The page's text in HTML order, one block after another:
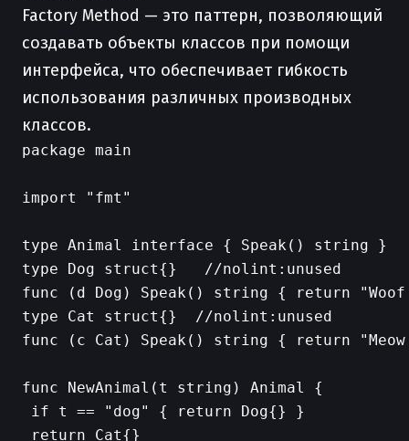
Factory Method — это паттерн, позволяющий
создавать объекты классов при помощи
интерфейса, что обеспечивает гибкость
использования различных производных
классов.
package main
import "fmt"
type Animal interface { Speak() string }
type Dog struct{}   //nolint:unused
func (d Dog) Speak() string { return
type Cat struct{}  //nolint:unused
func (c Cat) Speak() string { return
func NewAnimal(t string) Animal {
if t == "dog" { return Dog{} }
return Cat{}